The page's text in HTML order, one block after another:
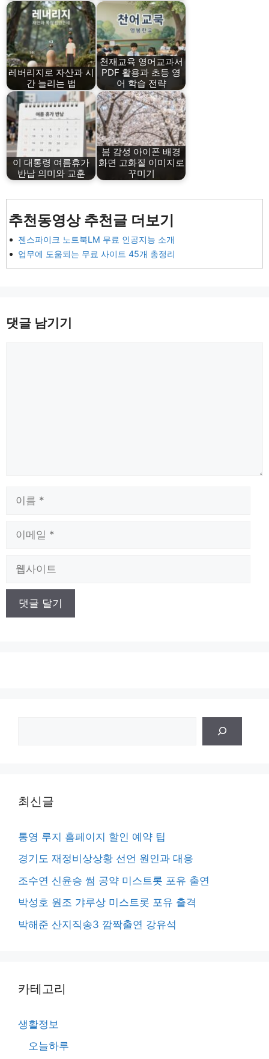
레버리지로 자산과 시
간 늘리는 법
천재교육 영어교과서
PDF 활용과 초등 영
어 학습 전략
이 대통령 여름휴가
반납 의미와 교훈
봄 감성 아이폰 배경
화면 고화질 이미지로
꾸미기
추천동영상 추천글 더보기
젠스파이크 노트북LM 무료 인공지능 소개
업무에 도움되는 무료 사이트 45개 총정리
댓글 남기기
최신글
통영 루지 홈페이지 할인 예약 팁
경기도 재정비상상황 선언 원인과 대응
조수연 신윤승 썸 공약 미스트롯 포유 출연
박성호 원조 갸루상 미스트롯 포유 출격
박해준 산지직송3 깜짝출연 강유석
카테고리
생활정보
오늘하루